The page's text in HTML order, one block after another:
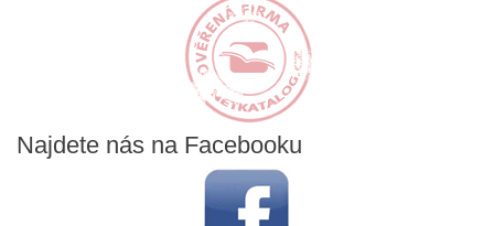
Najdete nás na Facebooku